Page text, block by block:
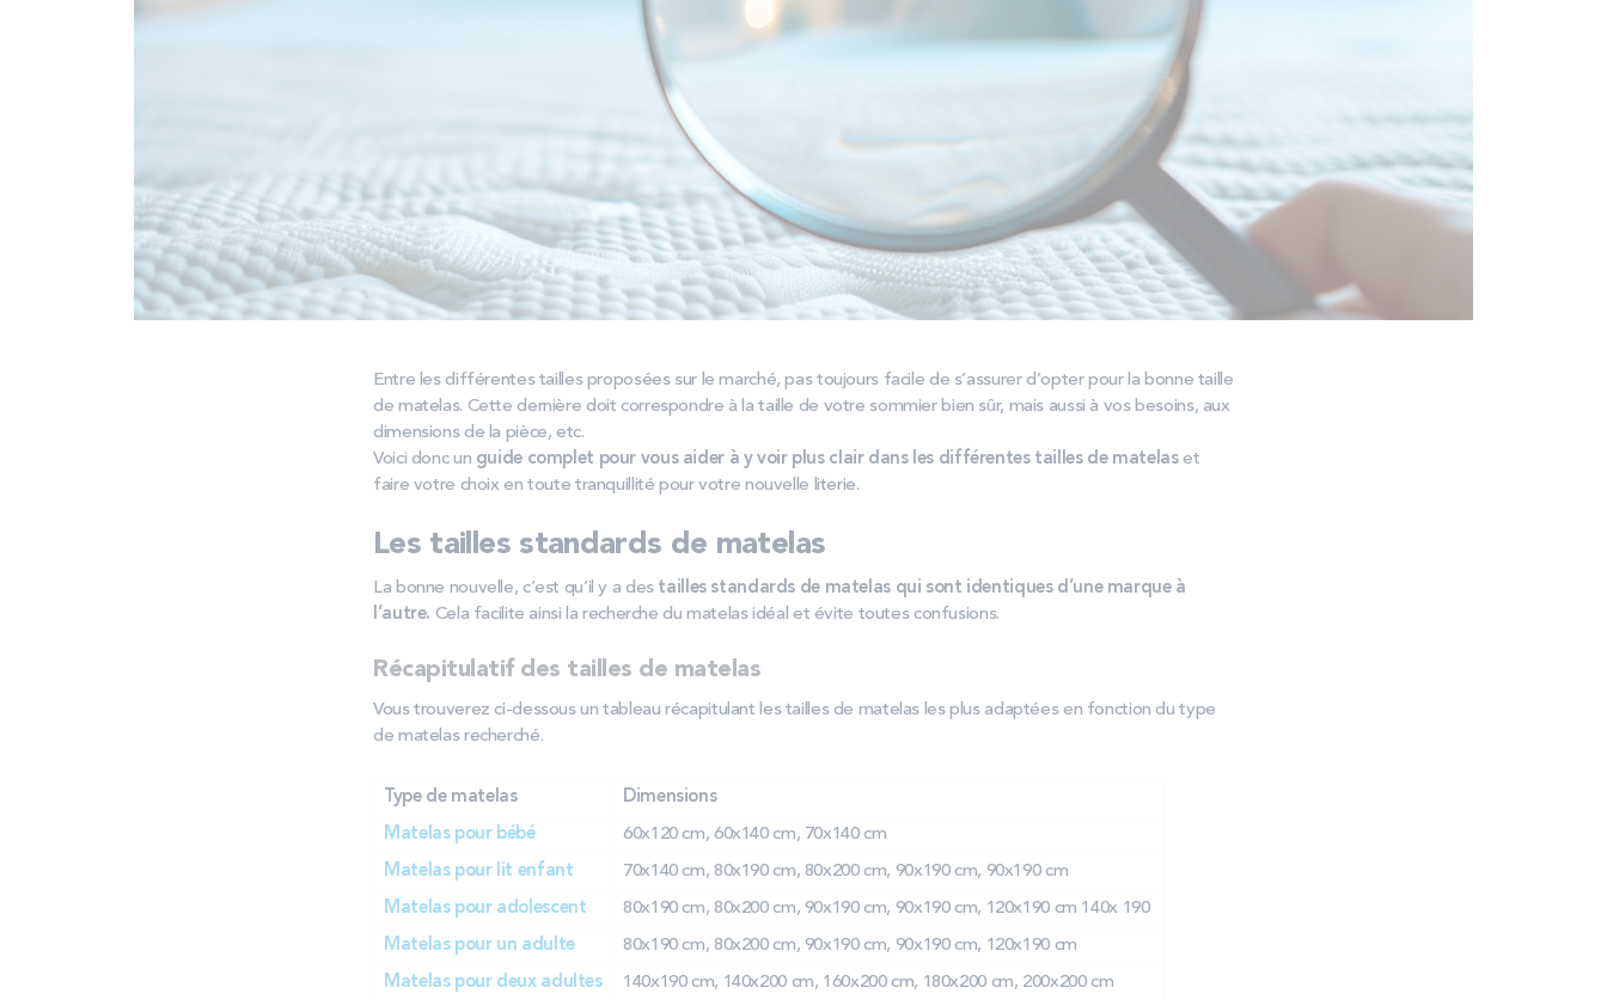
Entre les différentes tailles proposées sur le marché, pas toujours facile de s’assurer d’opter pour la bonne taille
de matelas. Cette dernière doit correspondre à la taille de votre sommier bien sûr, mais aussi à vos besoins, aux
dimensions de la pièce, etc.
Voici donc un guide complet pour vous aider à y voir plus clair dans les différentes tailles de matelas et
faire votre choix en toute tranquillité pour votre nouvelle literie.
Les tailles standards de matelas
La bonne nouvelle, c’est qu’il y a des tailles standards de matelas qui sont identiques d’une marque à
l’autre. Cela facilite ainsi la recherche du matelas idéal et évite toutes confusions.
Récapitulatif des tailles de matelas
Vous trouverez ci-dessous un tableau récapitulant les tailles de matelas les plus adaptées en fonction du type
de matelas recherché.
Type de matelas Dimensions
Matelas pour bébé 60x120 cm, 60x140 cm, 70x140 cm
Matelas pour lit enfant 70x140 cm, 80x190 cm, 80x200 cm, 90x190 cm, 90x190 cm
Matelas pour adolescent 80x190 cm, 80x200 cm, 90x190 cm, 90x190 cm, 120x190 cm 140x 190
Matelas pour un adulte 80x190 cm, 80x200 cm, 90x190 cm, 90x190 cm, 120x190 cm
Matelas pour deux adultes 140x190 cm, 140x200 cm, 160x200 cm, 180x200 cm, 200x200 cm